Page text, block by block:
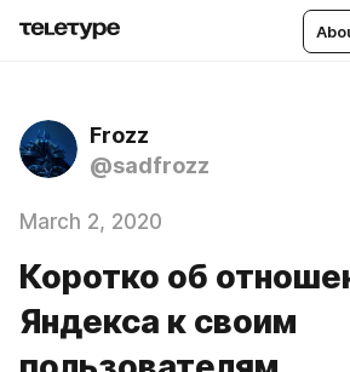
Frozz
@sadfrozz
March 2, 2020
Коротко об
Яндекса к своим